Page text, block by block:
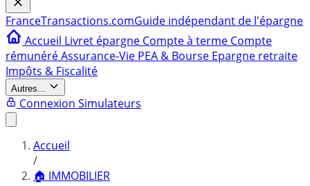
FranceTransactions.comGuide indépendant de l'épargne
Accueil Livret épargne Compte à terme Compte
rémunéréAssurance-Vie PEA & Bourse Epargne retraite
Impôts & Fiscalité
Autres...
Connexion Simulateurs
Accueil
/
🏠 IMMOBILIER